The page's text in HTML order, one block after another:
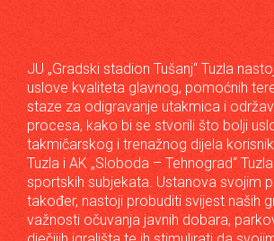
JU „Gradski stadion Tušanj“ Tuzla
uslove kvaliteta glavnog, pomoćnih
staze za odigravanje utakmica i
procesa, kako bi se stvorili što bolji
takmičarskog i trenažnog dijela
Tuzla i AK „Sloboda – Tehnograd“
sportskih subjekata. Ustanova svojim
također, nastoji probuditi svijest naših
važnosti očuvanja javnih dobara,